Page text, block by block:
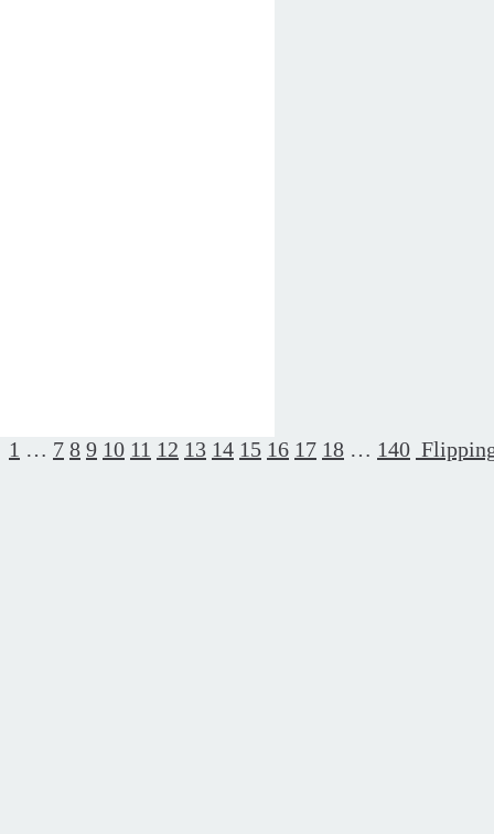
1 … 7 8 9 10 11 12 13 14 15 16 17 18 … 140